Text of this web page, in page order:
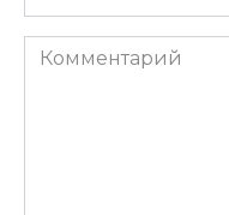
Комментарий